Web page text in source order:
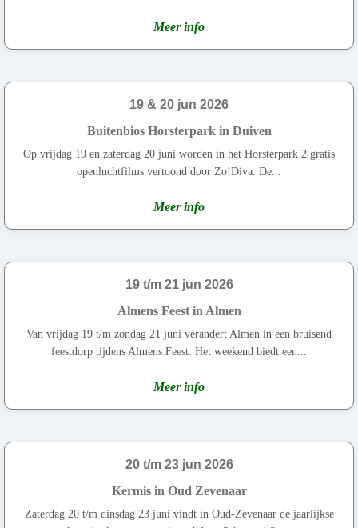
Meer info
19 & 20 jun 2026
Buitenbios Horsterpark in Duiven
Op vrijdag 19 en zaterdag 20 juni worden in het Horsterpark 2 gratis
openluchtfilms vertoond door Zo!Diva. De...
Meer info
19 t/m 21 jun 2026
Almens Feest in Almen
Van vrijdag 19 t/m zondag 21 juni verandert Almen in een bruisend
feestdorp tijdens Almens Feest. Het weekend biedt een...
Meer info
20 t/m 23 jun 2026
Kermis in Oud Zevenaar
Zaterdag 20 t/m dinsdag 23 juni vindt in Oud-Zevenaar de jaarlijkse